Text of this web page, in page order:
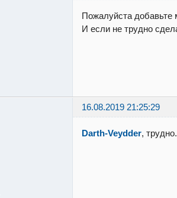
Пожалуйста добавьте
И если не трудно
16.08.2019 21:25:29
Darth-Veydder,